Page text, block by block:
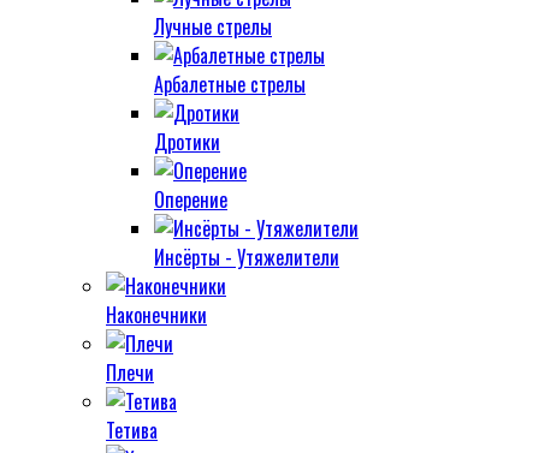
Лучные стрелы
Арбалетные стрелы
Дротики
Оперение
Инсёрты - Утяжелители
Наконечники
Плечи
Тетива